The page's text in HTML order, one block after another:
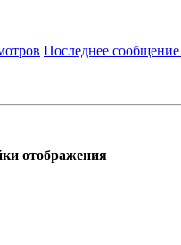
Последнее сообщение
отображения